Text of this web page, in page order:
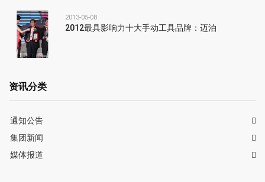
2013-05-08
2012最具影响力十大手动工具品牌：迈泊
资讯分类
通知公告
集团新闻
媒体报道